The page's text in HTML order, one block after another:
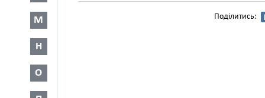
М
Н
О
Поділитись: